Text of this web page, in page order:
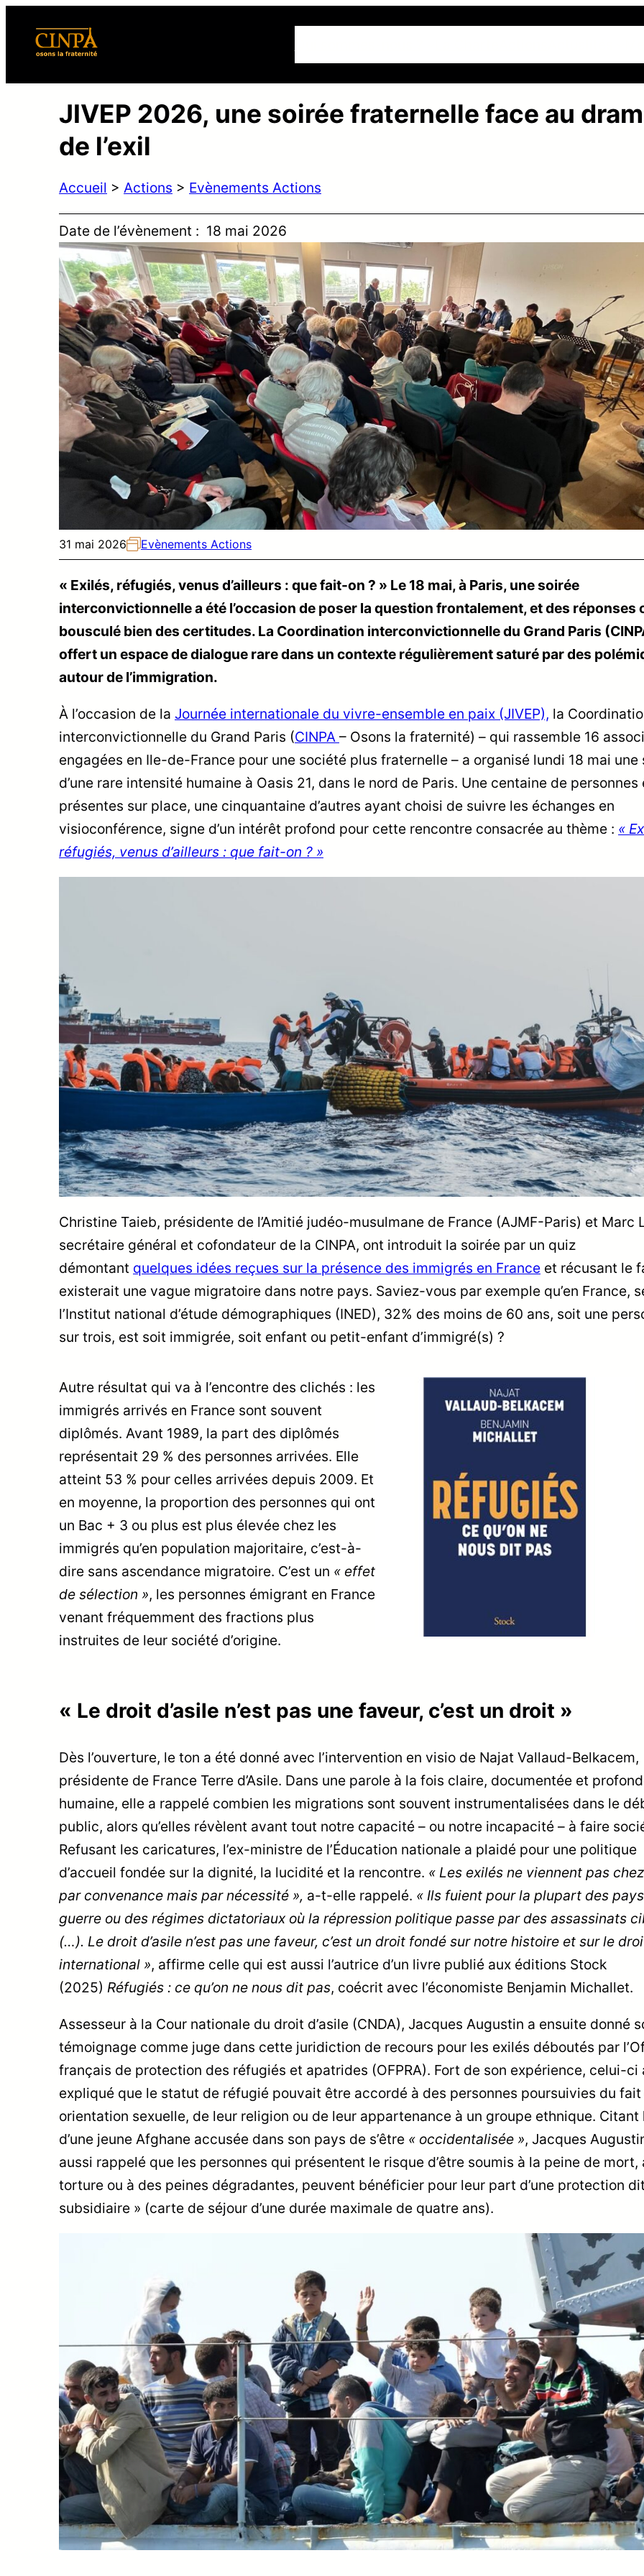
JIVEP 2026, une soirée fraternelle face au
de l’exil
Accueil > Actions > Evènements Actions
Date de l’évènement : 18 mai 2026
31 mai 2026 Evènements Actions
« Exilés, réfugiés, venus d’ailleurs : que fait-on ? » Le 18 mai, à Paris, une soirée
interconvictionnelle a été l’occasion de poser la question frontalement, et des réponses
bousculé bien des certitudes. La Coordination interconvictionnelle du Grand Paris
offert un espace de dialogue rare dans un contexte régulièrement saturé par des
autour de l’immigration.
À l’occasion de la Journée internationale du vivre-ensemble en paix (JIVEP), la
interconvictionnelle du Grand Paris (CINPA – Osons la fraternité) – qui rassemble 16
engagées en Ile-de-France pour une société plus fraternelle – a organisé lundi 18 mai une
d’une rare intensité humaine à Oasis 21, dans le nord de Paris. Une centaine de
présentes sur place, une cinquantaine d’autres ayant choisi de suivre les échanges en
visioconférence, signe d’un intérêt profond pour cette rencontre consacrée au thème : «
réfugiés, venus d’ailleurs : que fait-on ? »
Christine Taieb, présidente de l’Amitié judéo-musulmane de France (AJMF-Paris) et Marc
secrétaire général et cofondateur de la CINPA, ont introduit la soirée par un quiz
démontant quelques idées reçues sur la présence des immigrés en France et récusant le
existerait une vague migratoire dans notre pays. Saviez-vous par exemple qu’en France,
l’Institut national d’étude démographiques (INED), 32% des moins de 60 ans, soit une
sur trois, est soit immigrée, soit enfant ou petit-enfant d’immigré(s) ?
Autre résultat qui va à l’encontre des clichés : les
immigrés arrivés en France sont souvent
diplômés. Avant 1989, la part des diplômés
représentait 29 % des personnes arrivées. Elle
atteint 53 % pour celles arrivées depuis 2009. Et
en moyenne, la proportion des personnes qui ont
un Bac + 3 ou plus est plus élevée chez les
immigrés qu’en population majoritaire, c’est-à-
dire sans ascendance migratoire. C’est un « effet
de sélection », les personnes émigrant en France
venant fréquemment des fractions plus
instruites de leur société d’origine.
« Le droit d’asile n’est pas une faveur, c’est un droit »
Dès l’ouverture, le ton a été donné avec l’intervention en visio de Najat Vallaud-Belkacem,
présidente de France Terre d’Asile. Dans une parole à la fois claire, documentée et
humaine, elle a rappelé combien les migrations sont souvent instrumentalisées dans le
public, alors qu’elles révèlent avant tout notre capacité – ou notre incapacité – à faire
Refusant les caricatures, l’ex-ministre de l’Éducation nationale a plaidé pour une politique
d’accueil fondée sur la dignité, la lucidité et la rencontre. « Les exilés ne viennent pas
par convenance mais par nécessité », a-t-elle rappelé. « Ils fuient pour la plupart des
guerre ou des régimes dictatoriaux où la répression politique passe par des assassinats
(…). Le droit d’asile n’est pas une faveur, c’est un droit fondé sur notre histoire et sur le
international », affirme celle qui est aussi l’autrice d’un livre publié aux éditions Stock
(2025) Réfugiés : ce qu’on ne nous dit pas, coécrit avec l’économiste Benjamin Michallet.
Assesseur à la Cour nationale du droit d’asile (CNDA), Jacques Augustin a ensuite donné
témoignage comme juge dans cette juridiction de recours pour les exilés déboutés par
français de protection des réfugiés et apatrides (OFPRA). Fort de son expérience, celui-ci
expliqué que le statut de réfugié pouvait être accordé à des personnes poursuivies du
orientation sexuelle, de leur religion ou de leur appartenance à un groupe ethnique. Citant
d’une jeune Afghane accusée dans son pays de s’être « occidentalisée », Jacques
aussi rappelé que les personnes qui présentent le risque d’être soumis à la peine de mort,
torture ou à des peines dégradantes, peuvent bénéficier pour leur part d’une protection
subsidiaire » (carte de séjour d’une durée maximale de quatre ans).